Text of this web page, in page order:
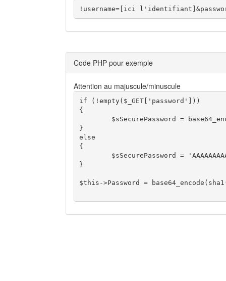
Code PHP pour exemple
Attention au majuscule/minuscule
if (!empty($_GET['password']))
{
}
else
{
}
$this->Password =